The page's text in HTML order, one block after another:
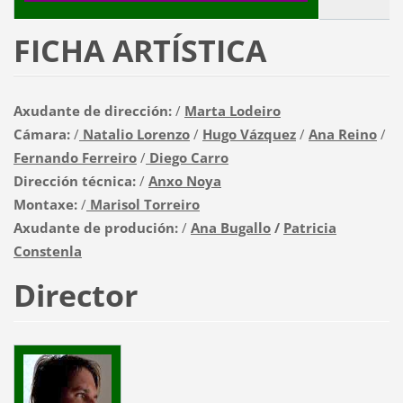
FICHA ARTÍSTICA
Axudante de dirección: / Marta Lodeiro
Cámara: / Natalio Lorenzo/ Hugo Vázquez/ Ana Reino/
Fernando Ferreiro/Diego Carro
Dirección técnica: / Anxo Noya
Montaxe: /Marisol Torreiro
Axudante de produción: / Ana Bugallo/ Patricia
Constenla
Director